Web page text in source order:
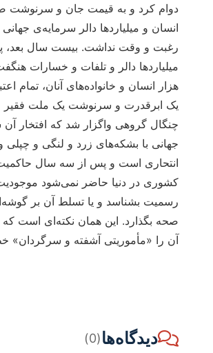
دوام کرد و به قیمت جان و سرنوشت
انسان و میلیاردها دالر سرمایه‌ی
رغبت و وقت نداشت. بیست سال
میلیاردها دالر و تلفات و خسارات
هزار انسان و خانواده‌های آنان، تمام
یک ابرقدرت و سرنوشت یک ملت فقیر
چنگال گروهی واگزار شد که افتخار
جهانی با بشکه‌های زرد و لنگی و
انتحاری است و پس از سه سال
کشوری در دنیا حاضر نمی‌شود
رسمیت بشناسد و یا تسلط آن بر
صحه بگذارد. این همان نکته‌ای است که
آن را «مأموریتی آشفته و سرگردان»
دیدگاه‌ها(0)